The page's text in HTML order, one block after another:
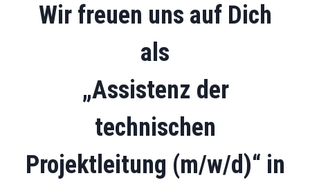
Wir freuen uns auf Dich
als
„Assistenz der
technischen
Projektleitung (m/w/d)“ in